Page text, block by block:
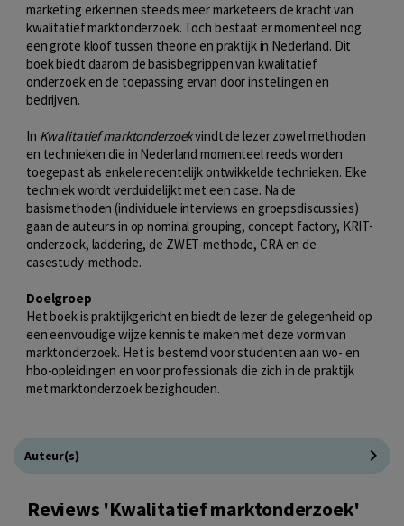
marketing erkennen steeds meer marketeers de kracht van
kwalitatief marktonderzoek. Toch bestaat er momenteel nog
een grote kloof tussen theorie en praktijk in Nederland. Dit
boek biedt daarom de basisbegrippen van kwalitatief
onderzoek en de toepassing ervan door instellingen en
bedrijven.
In Kwalitatief marktonderzoekvindt de lezer zowel methoden
en technieken die in Nederland momenteel reeds worden
toegepast als enkele recentelijk ontwikkelde technieken. Elke
techniek wordt verduidelijkt met een case. Na de
basismethoden (individuele interviews en groepsdiscussies)
gaan de auteurs in op nominal grouping, concept factory, KRIT-
onderzoek, laddering, de ZWET-methode, CRA en de
casestudy-methode.
Doelgroep
Het boek is praktijkgericht en biedt de lezer de gelegenheid op
een eenvoudige wijze kennis te maken met deze vorm van
marktonderzoek. Het is bestemd voor studenten aan wo- en
hbo-opleidingen en voor professionals die zich in de praktijk
met marktonderzoek bezighouden.
Auteur(s)
Reviews 'Kwalitatief marktonderzoek'